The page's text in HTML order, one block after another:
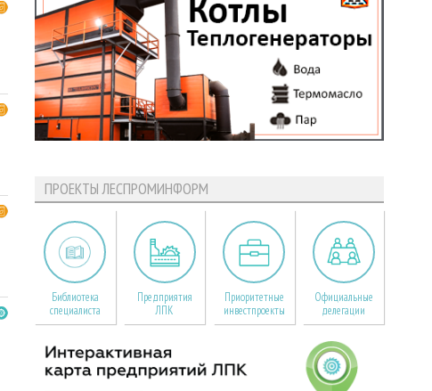
ПРОЕКТЫ ЛЕСПРОМИНФОРМ
Библиотека
специалиста
Предприятия
ЛПК
Приоритетные
инвестпроекты
Официальные
делегации